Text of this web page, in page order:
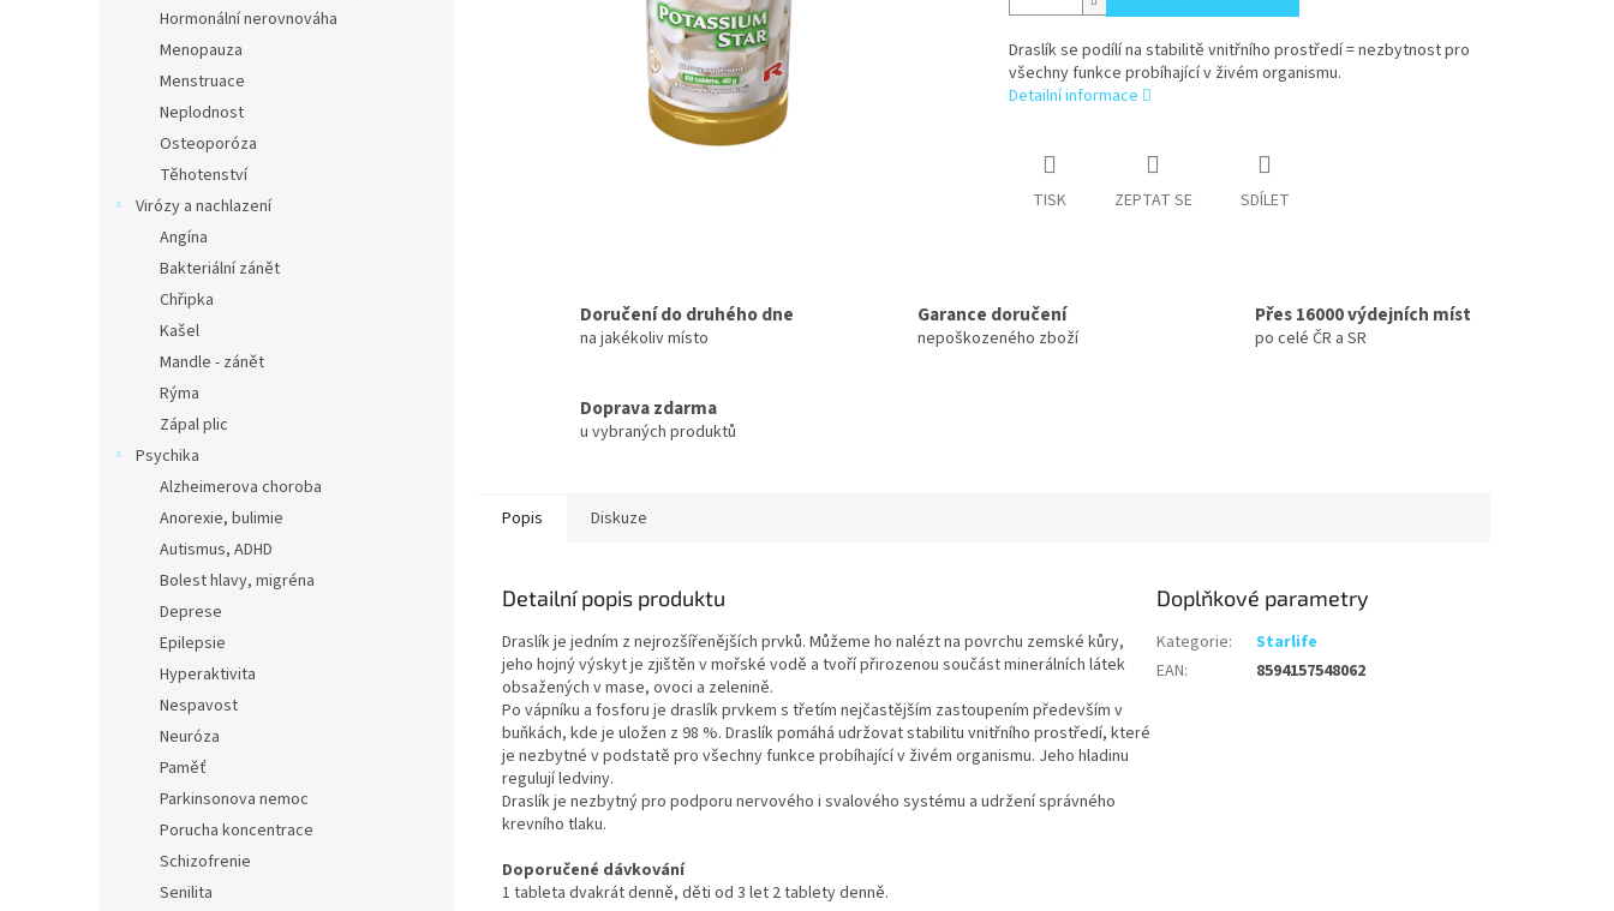
Hormonální nerovnováha
Menopauza
Menstruace
Neplodnost
Osteoporóza
Těhotenství
Virózy a nachlazení
Angína
Bakteriální zánět
Chřipka
Kašel
Mandle - zánět
Rýma
Zápal plic
Psychika
Alzheimerova choroba
Anorexie, bulimie
Autismus, ADHD
Bolest hlavy, migréna
Deprese
Epilepsie
Hyperaktivita
Nespavost
Neuróza
Paměť
Parkinsonova nemoc
Porucha koncentrace
Schizofrenie
Senilita
Draslík se podílí na stabilitě vnitřního prostředí = nezbytnost pro
všechny funkce probíhající v živém organismu.
Detailní informace
TISK ZEPTAT SE SDÍLET
Doručení do druhého dne
na jakékoliv místo
Garance doručení
nepoškozeného zboží
Přes 16000 výdejních míst
po celé ČR a SR
Doprava zdarma
u vybraných produktů
Popis Diskuze
Detailní popis produktu
Draslík je jedním z nejrozšířenějších prvků. Můžeme ho nalézt na povrchu zemské kůry,
jeho hojný výskyt je zjištěn v mořské vodě a tvoří přirozenou součást minerálních látek
obsažených v mase, ovoci a zelenině.
Po vápníku a fosforu je draslík prvkem s třetím nejčastějším zastoupením především v
buňkách, kde je uložen z 98 %. Draslík pomáhá udržovat stabilitu vnitřního prostředí, které
je nezbytné v podstatě pro všechny funkce probíhající v živém organismu. Jeho hladinu
regulují ledviny.
Draslík je nezbytný pro podporu nervového i svalového systému a udržení správného
krevního tlaku.
Doporučené dávkování
1 tableta dvakrát denně, děti od 3 let 2 tablety denně.
Doplňkové parametry
Kategorie:
Starlife
EAN: 8594157548062